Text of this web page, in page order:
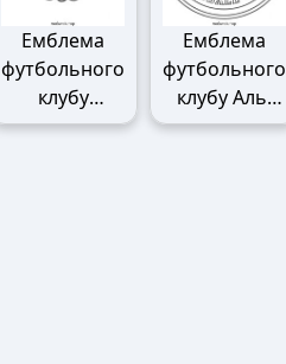
Емблема
футбольного
клубу
Манчестер
Емблема
футбольного
клубу Аль-
Наср